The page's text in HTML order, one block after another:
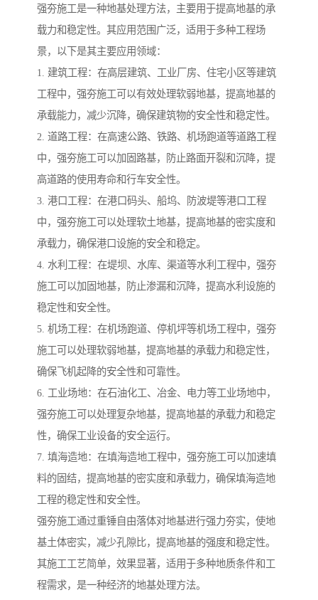
强夯施工是一种地基处理方法，主要用于提高地基的承
载力和稳定性。其应用范围广泛，适用于多种工程场
景，以下是其主要应用领域：
1. 建筑工程：在高层建筑、工业厂房、住宅小区等建筑
工程中，强夯施工可以有效处理软弱地基，提高地基的
承载能力，减少沉降，确保建筑物的安全性和稳定性。
2. 道路工程：在高速公路、铁路、机场跑道等道路工程
中，强夯施工可以加固路基，防止路面开裂和沉降，提
高道路的使用寿命和行车安全性。
3. 港口工程：在港口码头、船坞、防波堤等港口工程
中，强夯施工可以处理软土地基，提高地基的密实度和
承载力，确保港口设施的安全和稳定。
4. 水利工程：在堤坝、水库、渠道等水利工程中，强夯
施工可以加固地基，防止渗漏和沉降，提高水利设施的
稳定性和安全性。
5. 机场工程：在机场跑道、停机坪等机场工程中，强夯
施工可以处理软弱地基，提高地基的承载力和稳定性，
确保飞机起降的安全性和可靠性。
6. 工业场地：在石油化工、冶金、电力等工业场地中，
强夯施工可以处理复杂地基，提高地基的承载力和稳定
性，确保工业设备的安全运行。
7. 填海造地：在填海造地工程中，强夯施工可以加速填
料的固结，提高地基的密实度和承载力，确保填海造地
工程的稳定性和安全性。
强夯施工通过重锤自由落体对地基进行强力夯实，使地
基土体密实，减少孔隙比，提高地基的强度和稳定性。
其施工工艺简单，效果显著，适用于多种地质条件和工
程需求，是一种经济的地基处理方法。